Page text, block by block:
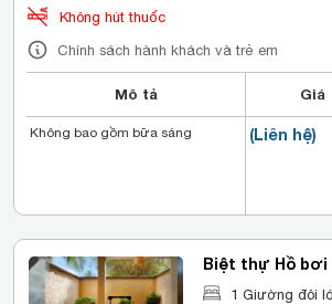
Không hút thuốc
Chính sách hành khách và trẻ em
Mô tả Giá
(Liên hệ)
Không bao gồm bữa sáng
Biệt thự Hồ bơi
1 Giường đôi